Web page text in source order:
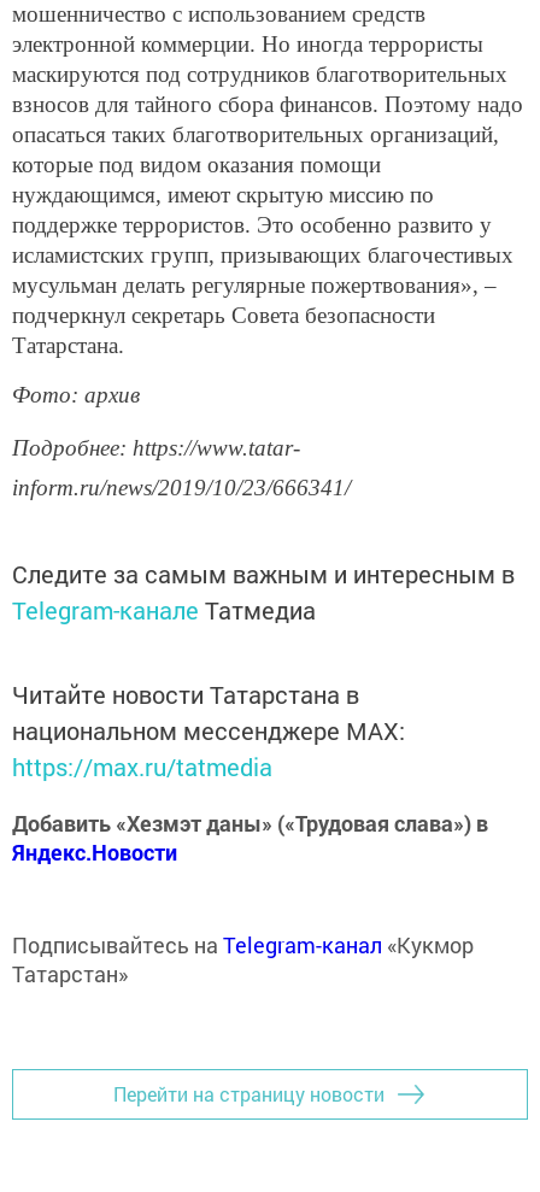
мошенничество с использованием средств
электронной коммерции. Но иногда террористы
маскируются под сотрудников благотворительных
взносов для тайного сбора финансов. Поэтому надо
опасаться таких благотворительных организаций,
которые под видом оказания помощи
нуждающимся, имеют скрытую миссию по
поддержке террористов. Это особенно развито у
исламистских групп, призывающих благочестивых
мусульман делать регулярные пожертвования», –
подчеркнул секретарь Совета безопасности
Татарстана.
Фото: архив
Подробнее: https://www.tatar-
inform.ru/news/2019/10/23/666341/
Следите за самым важным и интересным в
Telegram-канале Татмедиа
Читайте новости Татарстана в
национальном мессенджере MАХ:
https://max.ru/tatmedia
Добавить «Хезмэт даны» («Трудовая слава») в
Яндекс.Новости
Подписывайтесь на Telegram-канал «Кукмор
Татарстан»
Перейти на страницу новости